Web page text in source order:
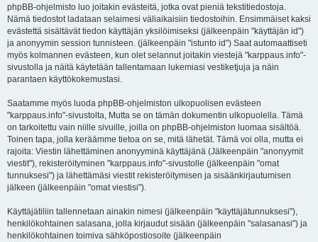
phpBB-ohjelmisto luo joitakin evästeitä, jotka ovat pieniä tekstitiedostoja.
Nämä tiedostot ladataan selaimesi väliaikaisiin tiedostoihin. Ensimmäiset kaksi
evästettä sisältävät tiedon käyttäjän yksilöimiseksi (jälkeenpäin "käyttäjän id")
ja anonyymin session tunnisteen. (jälkeenpäin "istunto id") Saat automaattiseti
myös kolmannen evästeen, kun olet selannut joitakin viestejä "karppaus.info"-
sivustolla ja näitä käytetään tallentamaan lukemiasi vestiketjuja ja näin
parantaen käyttökokemustasi.
Saatamme myös luoda phpBB-ohjelmiston ulkopuolisen evästeen
"karppaus.info"-sivustolta, Mutta se on tämän dokumentin ulkopuolella. Tämä
on tarkoitettu vain niille sivuille, joilla on phpBB-ohjelmiston luomaa sisältöä.
Toinen tapa, jolla keräämme tietoa on se, mitä lähetät. Tämä voi olla, mutta ei
rajoita: Viestin lähettäminen anonyyminä käyttäjänä (Jälkeenpäin "anonyymit
viestit"), rekisteröityminen "karppaus.info"-sivustolle (jälkeenpäin "omat
tunnuksesi") ja lähettämäsi viestit rekisteröitymisen ja sisäänkirjautumisen
jälkeen (jälkeenpäin "omat viestisi").
Käyttäjätiliin tallennetaan ainakin nimesi (jälkeenpäin "käyttäjätunnuksesi"),
henkilökohtainen salasana, jolla kirjaudut sisään (jälkeenpäin "salasanasi") ja
henkilökohtainen toimiva sähköpostiosoite (jälkeenpäin